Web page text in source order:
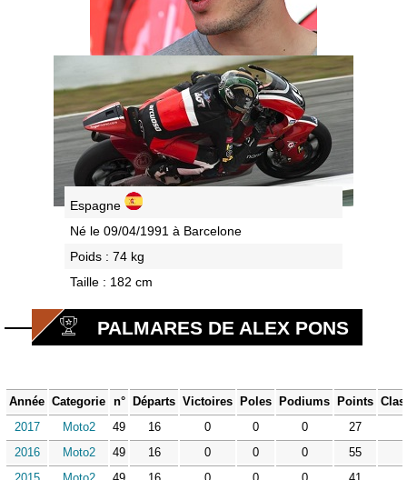
Espagne
Né le 09/04/1991 à Barcelone
Poids : 74 kg
Taille : 182 cm
PALMARES DE ALEX PONS
Année Categorie n° Départs Victoires Poles Podiums Points
2017
Moto2 49 16 0 0 0
27
2016
Moto2 49 16 0 0 0
55